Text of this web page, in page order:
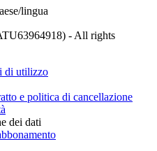
lingua
- All rights
di utilizzo
e politica di cancellazione
dei dati